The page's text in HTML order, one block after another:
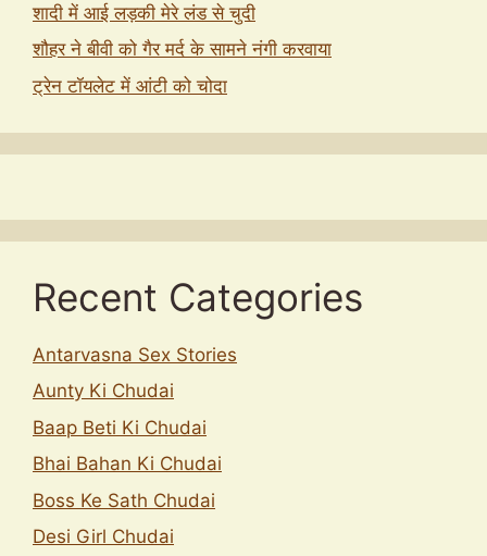
शादी में आई लड़की मेरे लंड से चुदी
शौहर ने बीवी को गैर मर्द के सामने नंगी करवाया
ट्रेन टॉयलेट में आंटी को चोदा
Recent Categories
Antarvasna Sex Stories
Aunty Ki Chudai
Baap Beti Ki Chudai
Bhai Bahan Ki Chudai
Boss Ke Sath Chudai
Desi Girl Chudai